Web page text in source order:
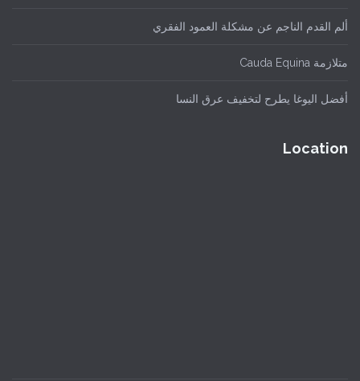
ألم القدم الناجم عن مشكلة العمود الفقري
متلازمة Cauda Equina
أفضل اليوغا يطرح لتخفيف عرق النسا
Location